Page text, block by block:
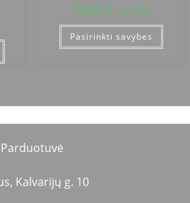
15,00 € su PVM
Pasirinkti savybes
Parduotuvė
Kalvarijų g. 10